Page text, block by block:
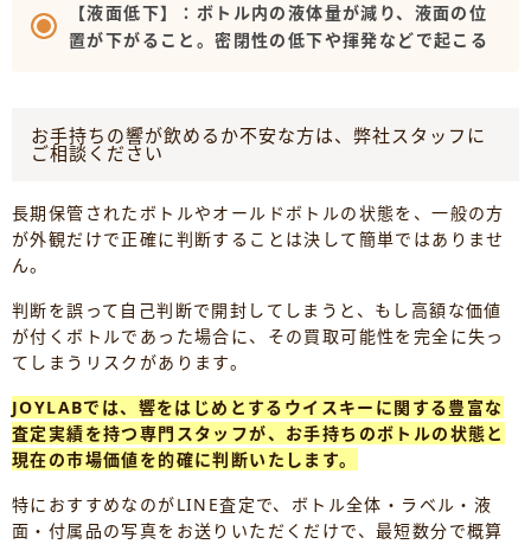
【液面低下】：ボトル内の液体量が減り、液面の位
置が下がること。密閉性の低下や揮発などで起こる
お手持ちの響が飲めるか不安な方は、弊社スタッフに
ご相談ください
長期保管されたボトルやオールドボトルの状態を、一般の方
が外観だけで正確に判断することは決して簡単ではありませ
ん。
判断を誤って自己判断で開封してしまうと、もし高額な価値
が付くボトルであった場合に、その買取可能性を完全に失っ
てしまうリスクがあります。
JOYLABでは、響をはじめとするウイスキーに関する豊富な
査定実績を持つ専門スタッフが、お手持ちのボトルの状態と
現在の市場価値を的確に判断いたします。
特におすすめなのがLINE査定で、ボトル全体・ラベル・液
面・付属品の写真をお送りいただくだけで、最短数分で概算